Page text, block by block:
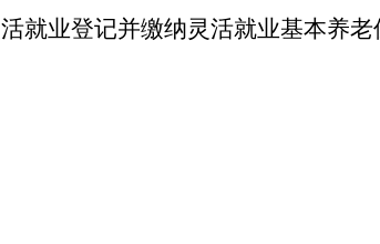
就业登记并缴纳灵活就业基本养